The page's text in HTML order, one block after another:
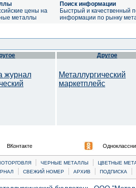
цены на
металлы
Поиск информации
Быстрый и качественный
информации по рынку
журнал
Другое
Металлургический
маркетплейс
ВКонтакте
| ЧЕРНЫЕ МЕТАЛЛЫ |
ЦВЕТНЫЕ
| СВЕЖИЙ НОМЕР | АРХИВ | ПОДПИСКА |